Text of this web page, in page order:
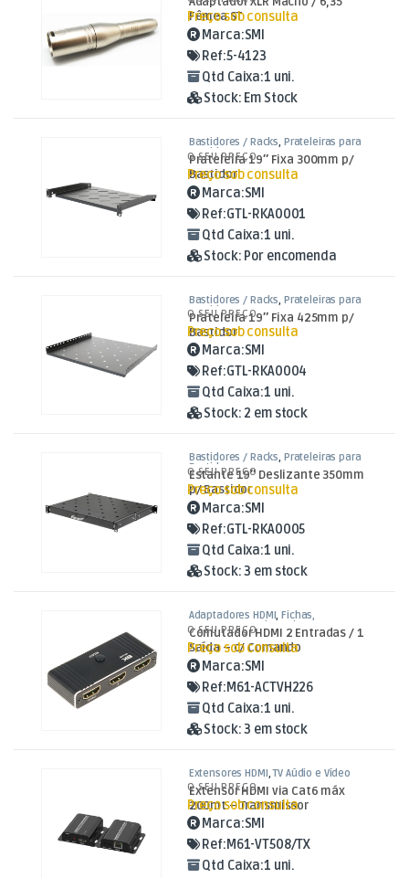
Fêmea ST
Preço sob consulta
Marca:SMI
Ref:5-4123
Qtd Caixa:1 uni.
Stock: Em Stock
Bastidores / Racks, Prateleiras para
Bastidores
Prateleira 19″ Fixa 300mm p/
Bastidor
O SEU PREÇO
Preço sob consulta
Marca:SMI
Ref:GTL-RKA0001
Qtd Caixa:1 uni.
Stock: Por encomenda
Bastidores / Racks, Prateleiras para
Bastidores
Prateleira 19″ Fixa 425mm p/
Bastidor
O SEU PREÇO
Preço sob consulta
Marca:SMI
Ref:GTL-RKA0004
Qtd Caixa:1 uni.
Stock: 2 em stock
Bastidores / Racks, Prateleiras para
Bastidores
Estante 19″ Deslizante 350mm
p/ Bastidor
O SEU PREÇO
Preço sob consulta
Marca:SMI
Ref:GTL-RKA0005
Qtd Caixa:1 uni.
Stock: 3 em stock
Adaptadores HDMI, Fichas,
Conectores e Adaptadores
Comutador HDMI 2 Entradas / 1
Saída – c/ Comando
O SEU PREÇO
Preço sob consulta
Marca:SMI
Ref:M61-ACTVH226
Qtd Caixa:1 uni.
Stock: 3 em stock
Extensores HDMI,TV Aúdio e Vídeo
Extensor HDMI via Cat6 máx
200mt – Transmissor
O SEU PREÇO
Preço sob consulta
Marca:SMI
Ref:M61-VT508/TX
Qtd Caixa:1 uni.